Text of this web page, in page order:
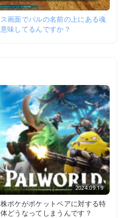
画面でパルの名前の上にある魂
味してるんですか？
2024.09.19
ポケがポケットペアに対する特
どうなってしまうんです？